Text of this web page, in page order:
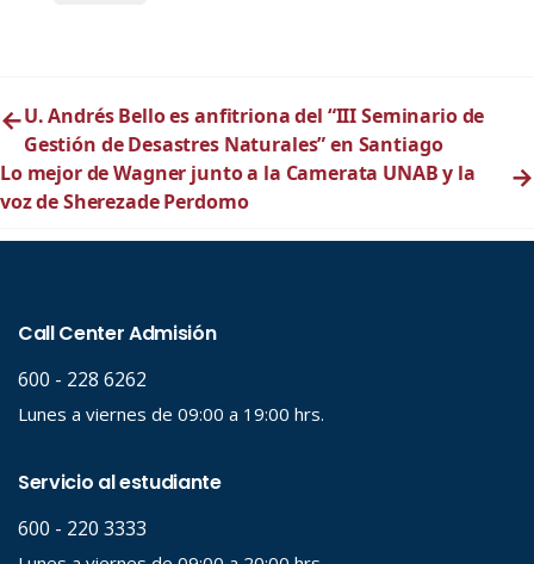
←U. Andrés Bello es anfitriona del “III Seminario de
Gestión de Desastres Naturales” en Santiago
Lo mejor de Wagner junto a la Camerata UNAB y la
voz de Sherezade Perdomo
→